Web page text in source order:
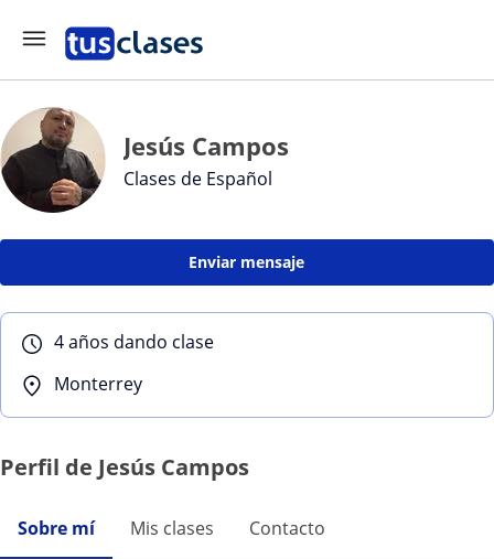
Jesús Campos
Clases de Español
Enviar mensaje
4 años dando clase
Monterrey
Perfil de Jesús Campos
Sobre mí Mis clases Contacto